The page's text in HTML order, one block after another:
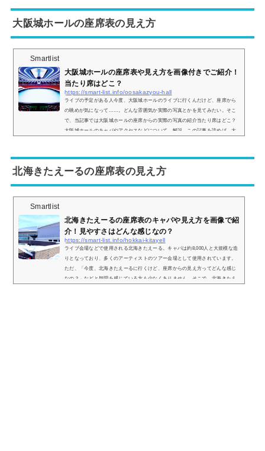
セ福岡の...
大阪城ホールの座席表の見え方
Smartlist
大阪城ホールの座席表や見え方を画像付きでご紹介！
当たり席はどこ？
https://smart-list.info/oosakazyou-hall
ライブの予定がある人今度、大阪城ホールのライブに行くんだけど、座席から
の眺めが気になって……。どんな雰囲気か実際の写真とかを見てみたい。そこ
で、当記事では大阪城ホールの座席からの実際の写真の紹介当たり席はどこ？
大阪城ホールのキャパやアクセスなどについて、解説。この記事を読めば、大
パは？まず、大阪城ホールはステージパターンAステージパターンBステージ
パ...
北海きたえーるの座席表の見え方
Smartlist
北海きたえーるの座席表のキャパや見え方を画像で紹
介！見やすさはどんな感じなの？
https://smart-list.info/hokkai-kitayell
ライブ会場などで使用される北海きたえーる。キャパは約8,000人と大規模な造
りとなっており、多くのアーティストのツアー会場として使用されています。
ただ、「今度、北海きたえーるに行くけど、座席からの見え方ってどんな感じ
なの？」などと疑問を感じている方も少なくありません。そこで、北海きたえ